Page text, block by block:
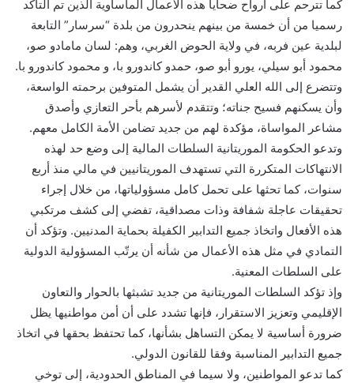
كما تترحم على أرواح ضحايا هذه الأعمال المأساوية الذين تم التأكد
رسميا من أن خمسة من بينهم ينحدرون من بلدة “سرسار” التابعة
لبلدية عين فربه، في ولاية الحوض الغربي، وهم: لسان مامادو صو،
محمود أبو سيلي، يورو أبو صو، حمدو كاندورو با، و محمود كاندورو با.
وتتضرع إلى الله العلي القدير أن يشمل المتوفين برحمته الواسعة،
وأن يسكنهم فسيح جناته؛ وتتقدم لأسرهم بأحر التعازي وأصدق
مشاعر المواساة، مؤكدة لهم من جديد تضامن الأمة الكامل معهم.
وتدعو الحكومة الموريتانية السلطات المالية إلى وضع حد لهذه
الانتهاكات المتكررة التي تستهدف الموريتانيين في مالي منذ أربع
سنوات، كما تحثها على تحمل كامل مسؤولياتها، من خلال إجراء
تحقيقات عاجلة شفافة وذات مصداقية، تفضي إلى كشف مرتكبي
هذه الأفعال واتخاذ جميع التدابير الكفيلة بحماية المدنيين. وتؤكد أن
التمادي في مثل هذه الأعمال من شأنه أن يرتّب المسؤولية الدولية
على السلطات المعنية.
وإذ تؤكد السلطات الموريتانية من جديد تشبثها بالحوار والتعاون
الإقليمي وتعزيز الاستقرار، فإنها تشدد على أن أمن مواطنيها يظل
ضرورة أساسية لا يمكن التساهل بشأنها، كما تحتفظ بحقها في اتخاذ
جميع التدابير المناسبة وفقا للقانون الدولي.
كما تدعو المواطنين، ولا سيما في المناطق الحدودية، إلى توخي